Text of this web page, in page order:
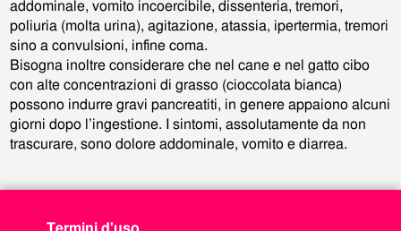
addominale, vomito incoercibile, dissenteria, tremori,
poliuria (molta urina), agitazione, atassia, ipertermia, tremori
sino a convulsioni, infine coma.
Bisogna inoltre considerare che nel cane e nel gatto cibo
con alte concentrazioni di grasso (cioccolata bianca)
possono indurre gravi pancreatiti, in genere appaiono alcuni
giorni dopo l’ingestione. I sintomi, assolutamente da non
trascurare, sono dolore addominale, vomito e diarrea.